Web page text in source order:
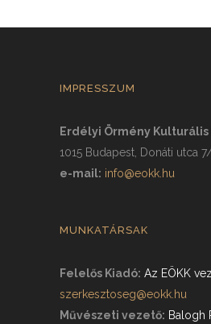
IMPRESSZUM
Erdélyi Örmény Kulturális
1015 Budapest, Donáti utca 7/
e-mail: info@eokk.hu
MUNKATÁRSAK
Felelős Kiadó: Az EÖKK
szerkesztoseg@eokk.hu
Művészeti vezető: Balogh